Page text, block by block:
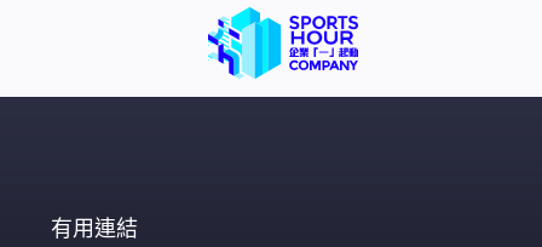
有用連結